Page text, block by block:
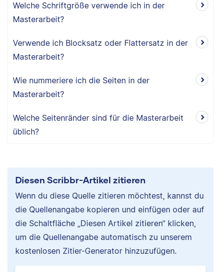
Welche Schriftgröße verwende ich in der
Masterarbeit?
Verwende ich Blocksatz oder Flattersatz in der
Masterarbeit?
Wie nummeriere ich die Seiten in der
Masterarbeit?
Welche Seitenränder sind für die Masterarbeit
üblich?
Diesen Scribbr-Artikel zitieren
Wenn du diese Quelle zitieren möchtest, kannst du
die Quellenangabe kopieren und einfügen oder auf
die Schaltfläche „Diesen Artikel zitieren“ klicken,
um die Quellenangabe automatisch zu unserem
kostenlosen Zitier-Generator hinzuzufügen.